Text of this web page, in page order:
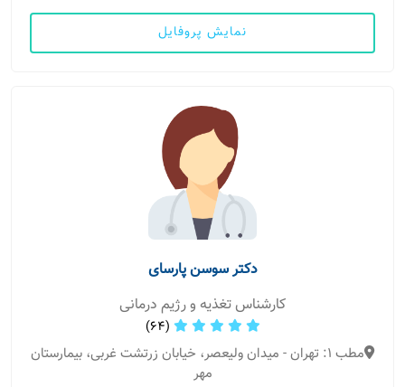
نمایش پروفایل
دکتر سوسن پارسای
کارشناس تغذیه و رژیم درمانی
(64)
مطب 1: تهران - میدان ولیعصر، خیابان زرتشت غربی، بیمارستان
مهر